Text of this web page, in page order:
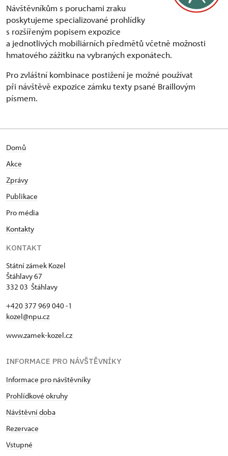
Návštěvníkům s poruchami zraku
poskytujeme specializované prohlídky
s rozšířeným popisem expozice
a jednotlivých mobiliárních předmětů včetně možnosti
hmatového zážitku na vybraných exponátech.
Pro zvláštní kombinace postižení je možné používat
při návštěvě expozice zámku texty psané Braillovým
písmem.
Domů
Akce
Zprávy
Publikace
Pro média
Kontakty
KONTAKT
Státní zámek Kozel
Štáhlavy 67
332 03 Štáhlavy
+420 377 969 040 -1
kozel@npu.cz
www.zamek-kozel.cz
INFORMACE PRO NÁVŠTĚVNÍKY
Informace pro návštěvníky
Prohlídkové okruhy
Návštěvní doba
Rezervace
Vstupné